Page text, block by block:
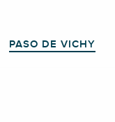
PASO DE VICHY